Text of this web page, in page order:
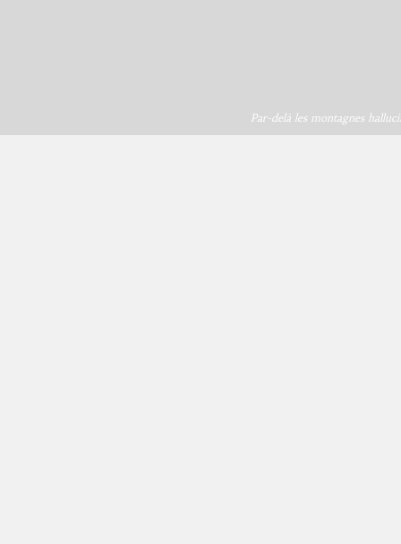
Par-delà les montagnes